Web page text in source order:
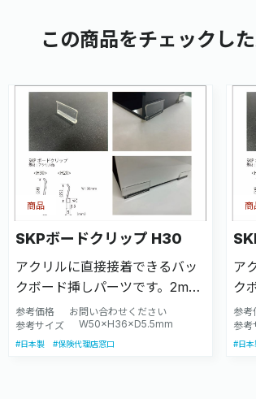
この商品をチェックし
SKPボードクリップ H30
アクリルに直接接着できるバッ
クボード挿しパーツです。2mm
厚まで対応。サイズ違いもあり
ます。
参考価格
お問い合わせください
参考サイズ
W50×H36×D5.5mm
商品
#日本製 #保険代理店窓口
ア
ク
厚
ま
参考
参考
商
#日本